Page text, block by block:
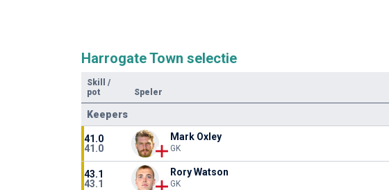
Harrogate Town selectie
Skill
/
pot
Speler
Keepers
41.0
41.0
Mark Oxley
GK
43.1
43.1
Rory Watson
GK